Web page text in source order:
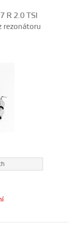
R 2.0 TSI
rezonátoru